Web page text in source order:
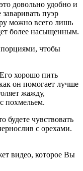
довольно удобно и
пуэр
можно всего лишь
более насыщенным.
чтобы
хорошо пить
он помогает лучше
жажду,
похмельем.
будете чувствовать
с орехами.
видео, которое Вы